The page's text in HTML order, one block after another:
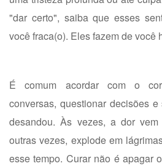
"dar certo", saiba que esses
você fraca(o). Eles fazem de você
É comum acordar com o
conversas, questionar decisões
desandou. Às vezes, a dor
outras vezes, explode em
esse tempo. Curar não é apagar